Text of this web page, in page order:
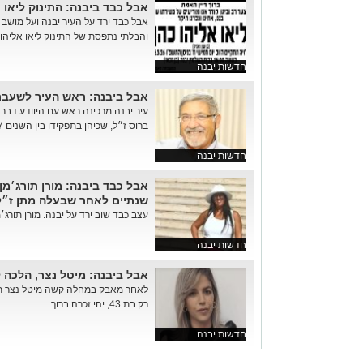
חדשות יבנה
אבל כבד ביבנה: התינוק
אבל כבד ירד על העיר יבנה ועל
והבלתי נתפסת של התינוק ליאו
חדשות יבנה
אבל ביבנה: ראש העיר
עיר יבנה מרכינה ראש עם היוודע
ברוס ז״ל, שכיהן בתפקידו בין השנים 1987–1998 והיה מדמויות המפ...
חדשות יבנה
אבל כבד ביבנה: מורן
שנתיים לאחר שבעלה מתן
עצב כבד שוב ירד על יבנה. מורן
חדשות יבנה
אבל ביבנה: מיטל נצר, הלכה
לאחר מאבק במחלה קשה מיטל נצר
רק בת 43, יהי זכרה ברוך